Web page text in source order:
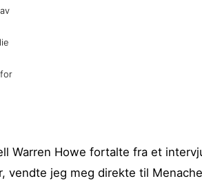
Warren Howe fortalte fra et
vendte jeg meg direkte til